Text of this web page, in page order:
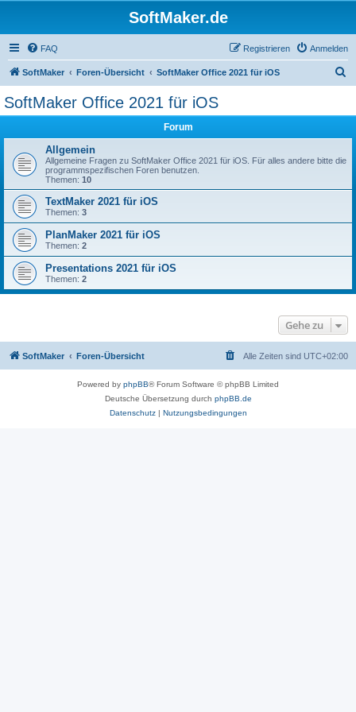
SoftMaker.de
FAQ Anmelden
Registrieren
SoftMaker Foren-Übersicht SoftMaker Office 2021 für iOS
SoftMaker Office 2021 für iOS
Forum
Allgemein
Allgemeine Fragen zu SoftMaker Office 2021 für iOS. Für alles andere bitte die
programmspezifischen Foren benutzen.
Themen: 10
TextMaker 2021 für iOS
Themen: 3
PlanMaker 2021 für iOS
Themen: 2
Presentations 2021 für iOS
Themen: 2
Gehe zu
SoftMaker Foren-Übersicht Alle Zeiten sind UTC+02:00
Powered by phpBB® Forum Software © phpBB Limited
Deutsche Übersetzung durch phpBB.de
Datenschutz| Nutzungsbedingungen